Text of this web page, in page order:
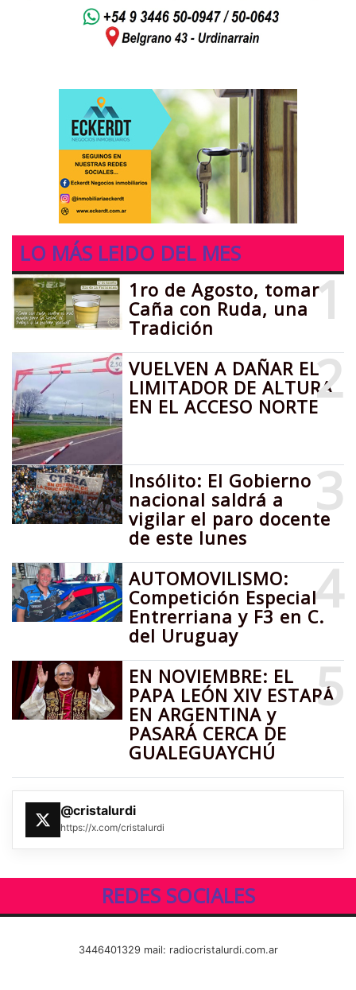
LO MÁS LEIDO DEL MES
1
1ro de Agosto, tomar
Caña con Ruda, una
Tradición
2
VUELVEN A DAÑAR EL
LIMITADOR DE ALTURA
EN EL ACCESO NORTE
3
Insólito: El Gobierno
nacional saldrá a
vigilar el paro docente
de este lunes
4
AUTOMOVILISMO:
Competición Especial
Entrerriana y F3 en C.
del Uruguay
5
EN NOVIEMBRE: EL
PAPA LEÓN XIV ESTARÁ
EN ARGENTINA y
PASARÁ CERCA DE
GUALEGUAYCHÚ
@cristalurdi
https://x.com/cristalurdi
REDES SOCIALES
3446401329 mail: radiocristalurdi.com.ar